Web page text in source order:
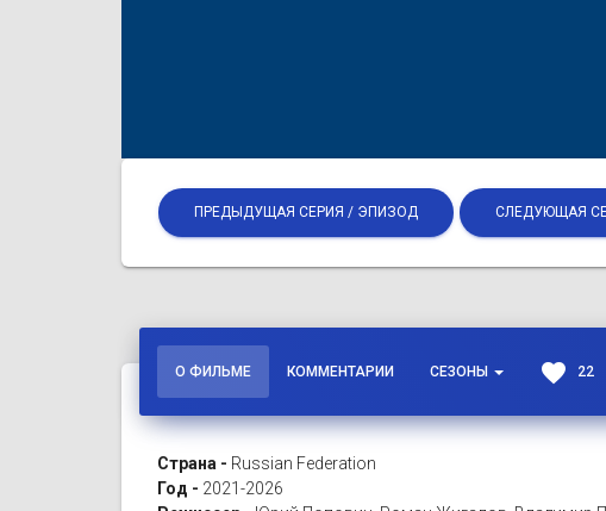
ПРЕДЫДУЩАЯ СЕРИЯ / ЭПИЗОД СЛЕДУЮЩАЯ
О ФИЛЬМЕ КОММЕНТАРИИ СЕЗОНЫ favorite 22
Страна - Russian Federation
Год - 2021-2026